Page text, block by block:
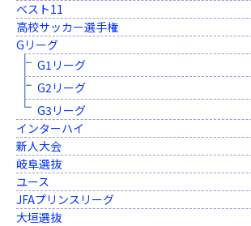
ベスト11
高校サッカー選手権
Gリーグ
G1リーグ
G2リーグ
G3リーグ
インターハイ
新人大会
岐阜選抜
ユース
JFAプリンスリーグ
大垣選抜